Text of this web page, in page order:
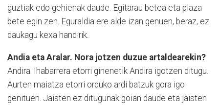
guztiak edo gehienak daude. Egitarau betea eta plaza
bete egin zen. Eguraldia ere alde izan genuen, beraz, ez
daukagu kexa handirik.
Andia eta Aralar. Nora jotzen duzue artaldearekin?
Andira. Ihabarrera etorri ginenetik Andira igotzen ditugu.
Aurten maiatza etorri orduko ardi batzuk gora igo
genituen. Jaisten ez ditugunak goian daude eta jaisten